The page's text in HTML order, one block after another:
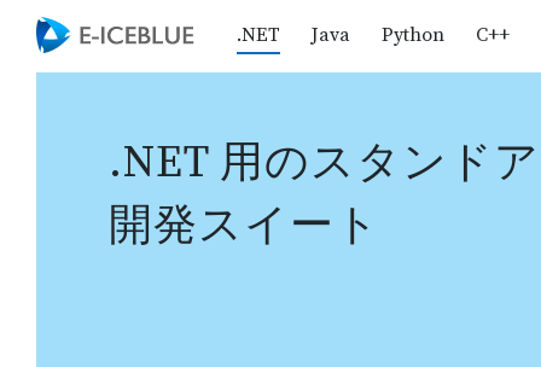
.NET Java Python C++
.NET 用のスタンド
開発スイート